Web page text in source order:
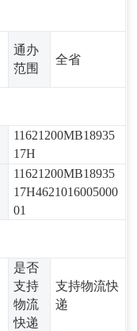
通办
范围
全省
11621200MB18935
17H
11621200MB18935
17H4621016005000
01
是否
支持
物流
快递
支持物流快
递